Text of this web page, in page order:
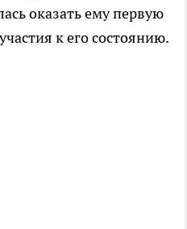
оказать ему первую
к его состоянию.